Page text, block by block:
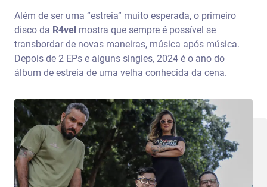
Além de ser uma “estreia” muito esperada, o primeiro
disco da R4vel mostra que sempre é possível se
transbordar de novas maneiras, música após música.
Depois de 2 EPs e alguns singles, 2024 é o ano do
álbum de estreia de uma velha conhecida da cena.